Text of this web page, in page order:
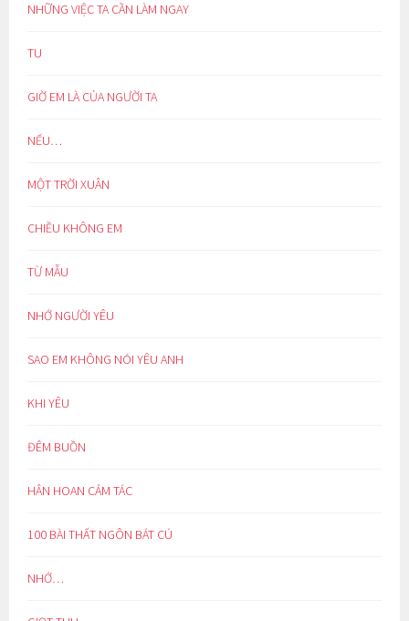
NHỮNG VIỆC TA CẦN LÀM NGAY
TU
GIỜ EM LÀ CỦA NGƯỜI TA
NẾU…
MỘT TRỜI XUÂN
CHIỀU KHÔNG EM
TỪ MẪU
NHỚ NGƯỜI YÊU
SAO EM KHÔNG NÓI YÊU ANH
KHI YÊU
ĐÊM BUỒN
HÂN HOAN CẢM TÁC
100 BÀI THẤT NGÔN BÁT CÚ
NHỚ…